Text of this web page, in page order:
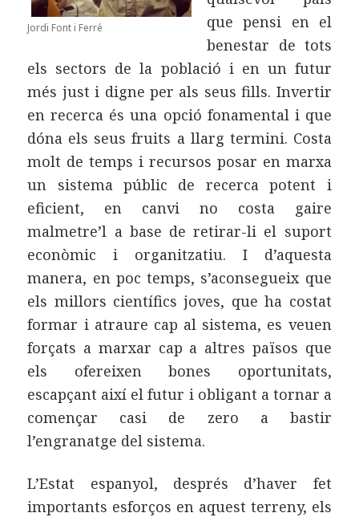
Jordi Font i Ferré
que pensi en el
benestar de tots
els sectors de la població i en un futur
més just i digne per als seus fills. Invertir
en recerca és una opció fonamental i que
dóna els seus fruits a llarg termini. Costa
molt de temps i recursos posar en marxa
un sistema públic de recerca potent i
eficient, en canvi no costa gaire
malmetre’l a base de retirar-li el suport
econòmic i organitzatiu. I d’aquesta
manera, en poc temps, s’aconsegueix que
els millors científics joves, que ha costat
formar i atraure cap al sistema, es veuen
forçats a marxar cap a altres països que
els ofereixen bones oportunitats,
escapçant així el futur i obligant a tornar a
començar casi de zero a bastir
l’engranatge del sistema.
L’Estat espanyol, després d’haver fet
importants esforços en aquest terreny, els